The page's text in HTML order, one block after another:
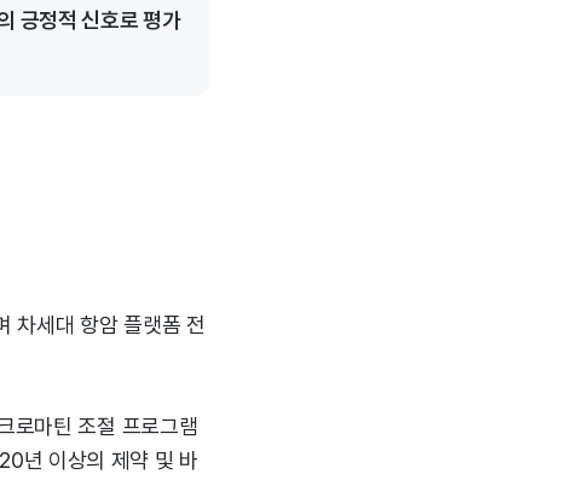
긍정적 신호로 평가
차세대 항암 플랫폼 전
로마틴 조절 프로그램
년 이상의 제약 및 바